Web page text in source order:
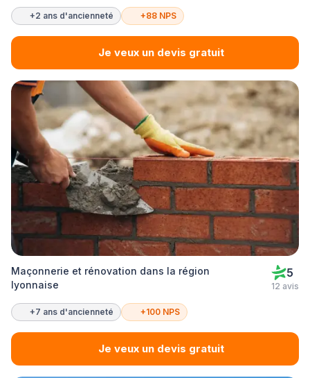
+2 ans d'ancienneté +88 NPS
Je veux un devis gratuit
Maçonnerie et rénovation dans la région
lyonnaise
5
12 avis
+7 ans d'ancienneté +100 NPS
Je veux un devis gratuit